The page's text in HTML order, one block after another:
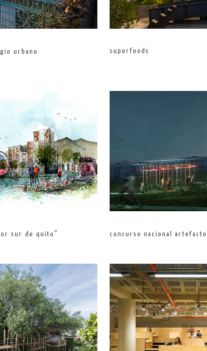
urbano superfoods
sur de quito” concurso nacional